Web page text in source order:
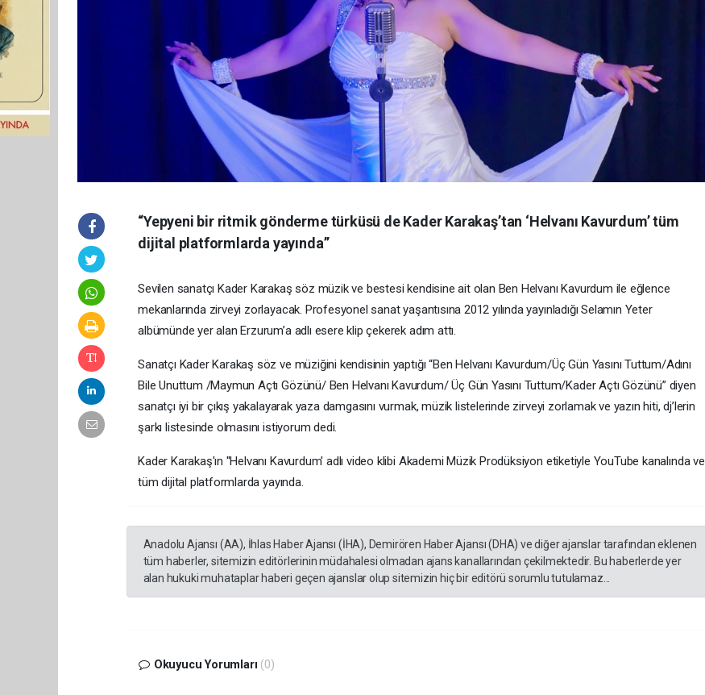
“Yepyeni bir ritmik gönderme türküsü de Kader Karakaş’tan ‘Helvanı Kavurdum’ tüm
dijital platformlarda yayında”
Sevilen sanatçı Kader Karakaş söz müzik ve bestesi kendisine ait olan Ben Helvanı Kavurdum ile eğlence
mekanlarında zirveyi zorlayacak. Profesyonel sanat yaşantısına 2012 yılında yayınladığı Selamın Yeter
albümünde yer alan Erzurum’a adlı esere klip çekerek adım attı.
Sanatçı Kader Karakaş söz ve müziğini kendisinin yaptığı “Ben Helvanı Kavurdum/Üç Gün Yasını Tuttum/Adını
Bile Unuttum /Maymun Açtı Gözünü/ Ben Helvanı Kavurdum/ Üç Gün Yasını Tuttum/Kader Açtı Gözünü” diyen
sanatçı iyi bir çıkış yakalayarak yaza damgasını vurmak, müzik listelerinde zirveyi zorlamak ve yazın hiti, dj’lerin
şarkı listesinde olmasını istiyorum dedi.
Kader Karakaş'ın ''Helvanı Kavurdum' adlı video klibi Akademi Müzik Prodüksiyon etiketiyle YouTube kanalında ve
tüm dijital platformlarda yayında.
Anadolu Ajansı (AA), İhlas Haber Ajansı (İHA), Demirören Haber Ajansı (DHA) ve diğer ajanslar tarafından eklenen
tüm haberler, sitemizin editörlerinin müdahalesi olmadan ajans kanallarından çekilmektedir. Bu haberlerde yer
alan hukuki muhataplar haberi geçen ajanslar olup sitemizin hiç bir editörü sorumlu tutulamaz...
Okuyucu Yorumları (0)